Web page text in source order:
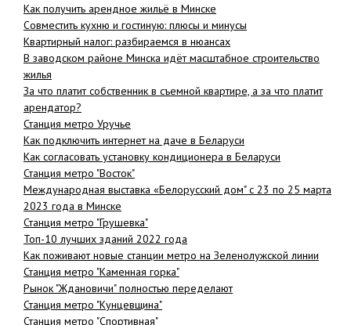
Как получить арендное жильё в Минске
Совместить кухню и гостиную: плюсы и минусы
Квартирный налог: разбираемся в нюансах
В заводском районе Минска идёт масштабное строительство
жилья
За что платит собственник в съемной квартире, а за что платит
арендатор?
Станция метро Уручье
Как подключить интернет на даче в Беларуси
Как согласовать установку кондиционера в Беларуси
Станция метро "Восток"
Международная выставка «Белорусский дом" с 23 по 25 марта
2023 года в Минске
Станция метро "Грушевка"
Топ-10 лучших зданий 2022 года
Как поживают новые станции метро на Зеленолужской линии
Станция метро "Каменная горка"
Рынок "Ждановичи" полностью переделают
Станция метро "Кунцевщина"
Станция метро "Спортивная"